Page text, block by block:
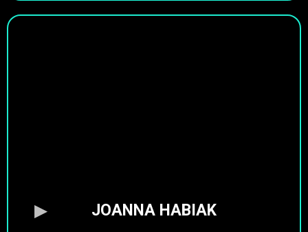
JOANNA HABIAK